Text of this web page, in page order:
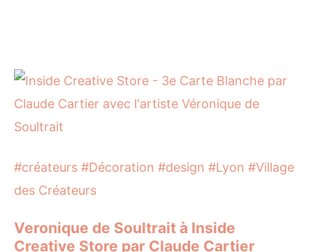
#créateurs #Décoration #design #Lyon #Village
des Créateurs
Veronique de Soultrait à Inside
Creative Store par Claude Cartier